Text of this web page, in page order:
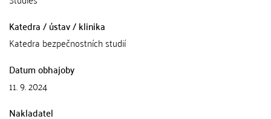
Katedra / ústav / klinika
Katedra bezpečnostních studií
Datum obhajoby
11. 9. 2024
Nakladatel